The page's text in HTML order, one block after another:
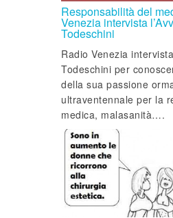
Responsabilità del
Venezia intervista
Todeschini
Radio Venezia
Todeschini per
della sua passione
ultraventennale per la
medica, malasanità….